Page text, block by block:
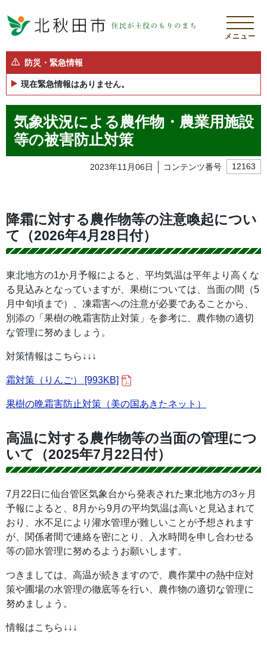
メニュー
防災・緊急情報
現在緊急情報はありません。
気象状況による農作物・農業用施設
等の被害防止対策
2023年11月06日 コンテンツ番号 12163
降霜に対する農作物等の注意喚起につい
て（2026年4月28日付）
東北地方の1か月予報によると、平均気温は平年より高くな
る見込みとなっていますが、果樹については、当面の間（5
月中旬頃まで）、凍霜害への注意が必要であることから、
別添の「果樹の晩霜害防止対策」を参考に、農作物の適切
な管理に努めましょう。
対策情報はこちら↓↓↓
霜対策（りんご） [993KB]
果樹の晩霜害防止対策（美の国あきたネット）
高温に対する農作物等の当面の管理につ
いて（2025年7月22日付）
7月22日に仙台管区気象台から発表された東北地方の3ヶ月
予報によると、8月から9月の平均気温は高いと見込まれて
おり、水不足により灌水管理が難しいことが予想されます
が、関係者間で連絡を密にとり、入水時間を申し合わせる
等の節水管理に努めるようお願いします。
つきましては、高温が続きますので、農作業中の熱中症対
策や圃場の水管理の徹底等を行い、農作物の適切な管理に
努めましょう。
情報はこちら↓↓↓